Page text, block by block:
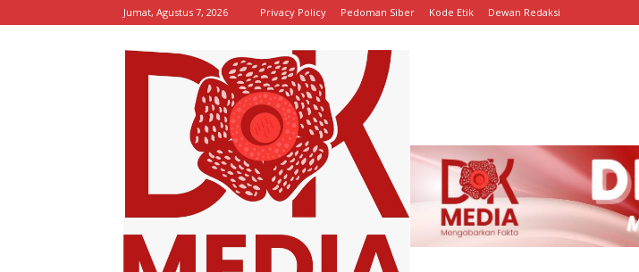
Jumat, Agustus 7, 2026 Privacy Policy Pedoman Siber Kode Etik Dewan Redaksi